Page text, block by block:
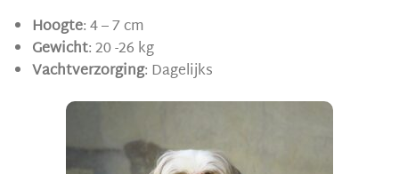
Hoogte: 4 – 7 cm
Gewicht: 20 -26 kg
Vachtverzorging: Dagelijks